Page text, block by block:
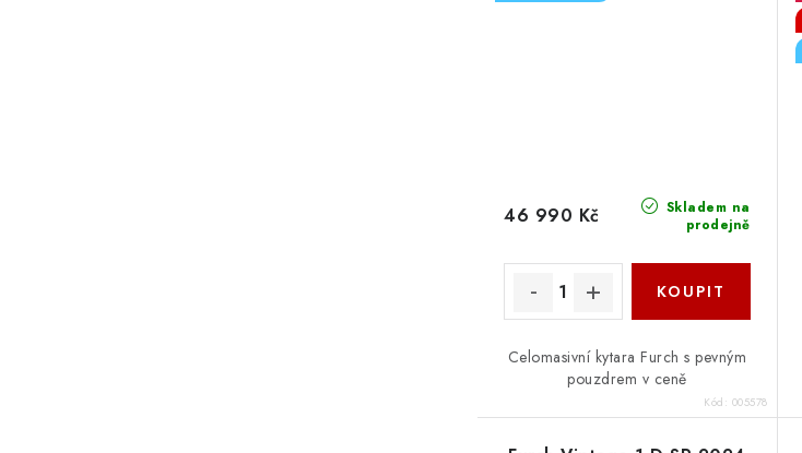
Skladem na
prodejně
46 990 Kč
Celomasivní kytara Furch s pevným
pouzdrem v ceně
Kód: 005578